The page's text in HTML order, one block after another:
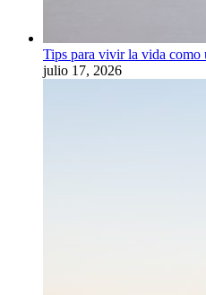
Tips para vivir la vida como
julio 17, 2026